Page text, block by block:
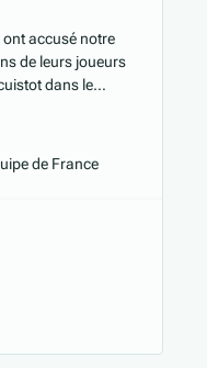
accusé notre
de leurs joueurs
dans le
pardon pour ces
de France